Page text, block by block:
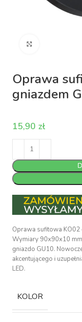
Oprawa
gniazdem
zł
Oprawa sufitowa KO02
Wymiary 90x90x10
gniazdo GU10.
akcentującego i
LED.
KOLOR